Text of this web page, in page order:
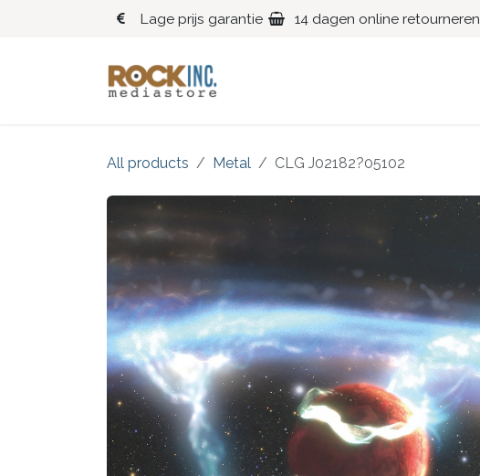
Overslaan naar inhoud
Lage prijs garantie 14 dagen online retourneren
All products Metal CLG J02182?05102